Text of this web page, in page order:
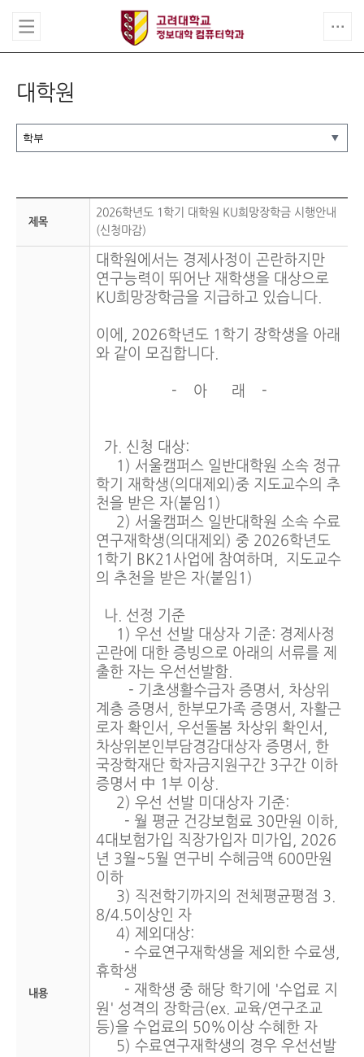
대학원
제목
2026학년도 1학기 대학원 KU희망장학금 시행안내
(신청마감)
내용
대학원에서는 경제사정이 곤란하지만
연구능력이 뛰어난 재학생을 대상으로
KU희망장학금을 지급하고 있습니다.
이에, 2026학년도 1학기 장학생을 아래
와 같이 모집합니다.
- 아 래 -
가. 신청 대상:
1) 서울캠퍼스 일반대학원 소속 정규
학기 재학생(의대제외)중 지도교수의 추
천을 받은 자(붙임1)
2) 서울캠퍼스 일반대학원 소속 수료
연구재학생(의대제외) 중 2026학년도
1학기 BK21사업에 참여하며, 지도교수
의 추천을 받은 자(붙임1)
나. 선정 기준
1) 우선 선발 대상자 기준: 경제사정
곤란에 대한 증빙으로 아래의 서류를 제
출한 자는 우선선발함.
- 기초생활수급자 증명서, 차상위
계층 증명서, 한부모가족 증명서, 자활근
로자 확인서, 우선돌봄 차상위 확인서,
차상위본인부담경감대상자 증명서, 한
국장학재단 학자금지원구간 3구간 이하
증명서 中 1부 이상.
2) 우선 선발 미대상자 기준:
- 월 평균 건강보험료 30만원 이하,
4대보험가입 직장가입자 미가입, 2026
년 3월~5월 연구비 수혜금액 600만원
이하
3) 직전학기까지의 전체평균평점 3.
8/4.5이상인 자
4) 제외대상:
- 수료연구재학생을 제외한 수료생,
휴학생
- 재학생 중 해당 학기에 '수업료 지
원' 성격의 장학금(ex. 교육/연구조교
등)을 수업료의 50%이상 수혜한 자
5) 수료연구재학생의 경우 우선선발